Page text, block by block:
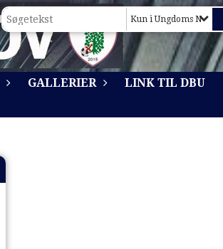
Kun i Ungdoms Nyt
GALLERIER
LINK TIL DBU